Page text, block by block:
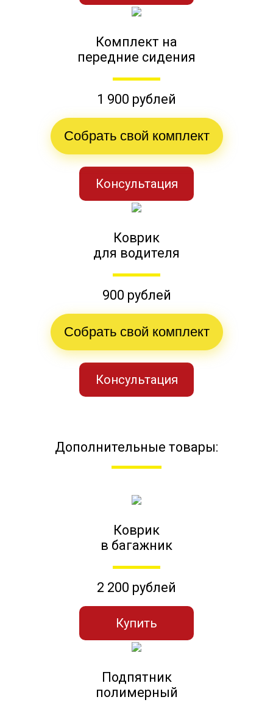
Комплект на
передние сидения
1 900 рублей
Собрать свой комплект
Консультация
Коврик
для водителя
900 рублей
Собрать свой комплект
Консультация
Дополнительные товары:
Коврик
в багажник
2 200 рублей
Купить
Подпятник
полимерный